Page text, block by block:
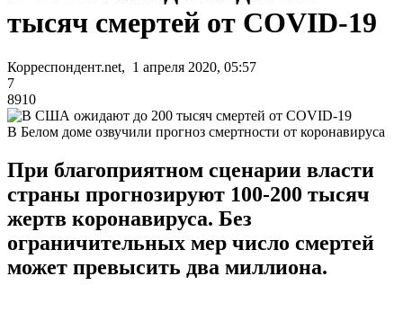
тысяч смертей от COVID-19
Корреспондент.net, 1 апреля 2020, 05:57
7
8910
В Белом доме озвучили прогноз смертности от коронавируса
При благоприятном сценарии власти
страны прогнозируют 100-200 тысяч
жертв коронавируса. Без
ограничительных мер число смертей
может превысить два миллиона.